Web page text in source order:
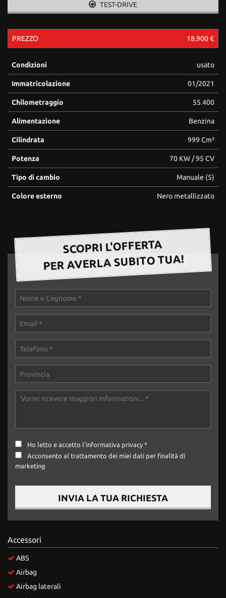
TEST-DRIVE
PREZZO 18.900 €
Condizioni usato
Immatricolazione 01/2021
Chilometraggio 55.400
Alimentazione Benzina
Cilindrata 999 Cm³
Potenza 70 KW / 95 CV
Tipo di cambio Manuale (5)
Colore esterno Nero metallizzato
SCOPRI L'OFFERTA
PER AVERLA SUBITO TUA!
Ho letto e accetto l'informativa privacy *
Acconsento al trattamento dei miei dati per finalità di
marketing
INVIA LA TUA RICHIESTA
Accessori
ABS
Airbag
Airbag laterali